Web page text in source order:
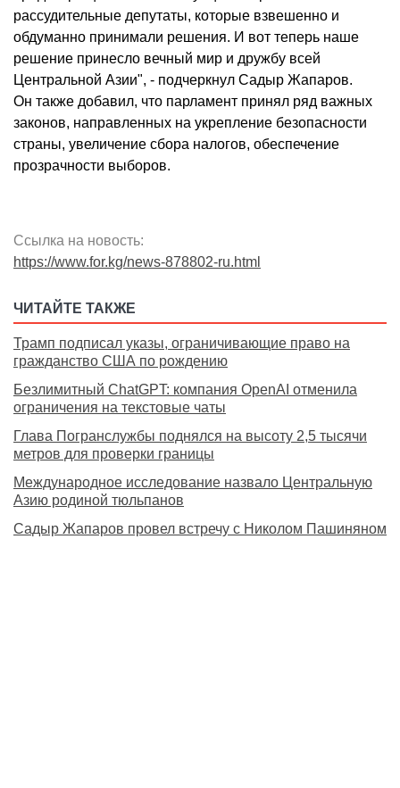
рассудительные депутаты, которые взвешенно и
обдуманно принимали решения. И вот теперь наше
решение принесло вечный мир и дружбу всей
Центральной Азии", - подчеркнул Садыр Жапаров.
Он также добавил, что парламент принял ряд важных
законов, направленных на укрепление безопасности
страны, увеличение сбора налогов, обеспечение
прозрачности выборов.
Ссылка на новость:
https://www.for.kg/news-878802-ru.html
ЧИТАЙТЕ ТАКЖЕ
Трамп подписал указы, ограничивающие право на
гражданство США по рождению
Безлимитный ChatGPT: компания OpenAI отменила
ограничения на текстовые чаты
Глава Погранслужбы поднялся на высоту 2,5 тысячи
метров для проверки границы
Международное исследование назвало Центральную
Азию родиной тюльпанов
Садыр Жапаров провел встречу с Николом Пашиняном